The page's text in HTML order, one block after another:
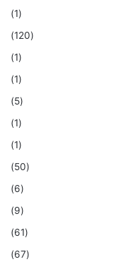
(1)
(120)
(1)
(1)
(5)
(1)
(1)
(50)
(6)
(9)
(61)
(67)